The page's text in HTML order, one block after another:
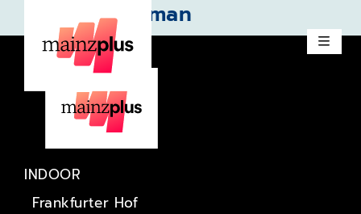
Roger Chapman
INDOOR
Frankfurter Hof